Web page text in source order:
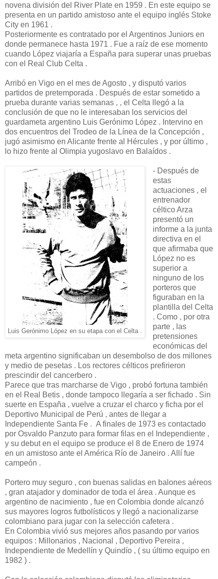
novena división del River Plate en 1959 . En este equipo se
presenta en un partido amistoso ante el equipo inglés Stoke
City en 1961 .
Posteriormente es contratado por el Argentinos Juniors en
donde permanece hasta 1971 . Fue a raíz de ese momento
cuando López viajaría a España para superar unas pruebas
con el Real Club Celta .
Arribó en Vigo en el mes de Agosto , y disputó varios
partidos de pretemporada . Después de estar sometido a
prueba durante varias semanas , , el Celta llegó a la
conclusión de que no le interesaban los servicios del
guardameta argentino Luis Gerónimo López . Intervino en
dos encuentros del Trodeo de la Línea de la Concepción ,
jugó asimismo en Alicante frente al Hércules , y por último ,
lo hizo frente al Olimpia yugoslavo en Balaídos .
Luis Gerónimo López en su etapa con el Celta .
- Después de
estas
actuaciones , el
entrenador
céltico Arza
presentó un
informe a la junta
directiva en el
que afirmaba que
López no es
superior a
ninguno de los
porteros que
figuraban en la
plantilla del Celta
. Como , por otra
parte , las
pretensiones
económicas del
meta argentino significaban un desembolso de dos millones
y medio de pesetas . Los rectores célticos prefirieron
prescindir del cancerbero .
Parece que tras marcharse de Vigo , probó fortuna también
en el Real Betis , donde tampoco llegaría a ser fichado . Sin
suerte en España , vuelve a cruzar el charco y ficha por el
Deportivo Municipal de Perú , antes de llegar a
Independiente Santa Fe . A finales de 1973 es contactado
por Osvaldo Panzuto para formar filas en el Independiente ,
y su debut en el equipo se produce el 8 de Enero de 1974
en un amistoso ante el América Río de Janeiro . Allí fue
campeón .
Portero muy seguro , con buenas salidas en balones aéreos
, gran atajador y dominador de toda el área . Aunque es
argentino de nacimiento , fue en Colombia donde alcanzó
sus mayores logros futbolísticos y llegó a nacionalizarse
colombiano para jugar con la selección cafetera .
En Colombia vivió sus mejores años pasando por varios
equipos : Millonarios , Nacional , Deportivo Pereira ,
Independiente de Medellín y Quindío , ( su último equipo en
1982 ) .